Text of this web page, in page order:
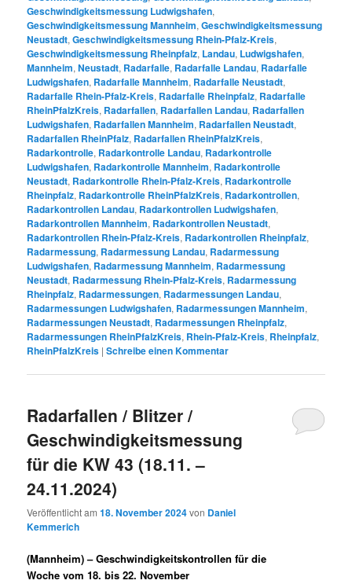
Geschwindigkeitsmessung Ludwigshafen,
Geschwindigkeitsmessung Mannheim,Geschwindigkeitsmessung
Neustadt,Geschwindigkeitsmessung Rhein-Pfalz-Kreis,
Geschwindigkeitsmessung Rheinpfalz, Landau, Ludwigshafen,
Mannheim,Neustadt, Radarfalle, Radarfalle Landau, Radarfalle
Ludwigshafen, Radarfalle Mannheim, Radarfalle Neustadt,
Radarfalle Rhein-Pfalz-Kreis, Radarfalle Rheinpfalz, Radarfalle
RheinPfalzKreis, Radarfallen, Radarfallen Landau, Radarfallen
Ludwigshafen, Radarfallen Mannheim, Radarfallen Neustadt,
Radarfallen RheinPfalz, Radarfallen RheinPfalzKreis,
Radarkontrolle, Radarkontrolle Landau, Radarkontrolle
Ludwigshafen, Radarkontrolle Mannheim, Radarkontrolle
Neustadt, Radarkontrolle Rhein-Pfalz-Kreis, Radarkontrolle
Rheinpfalz, Radarkontrolle RheinPfalzKreis, Radarkontrollen,
Radarkontrollen Landau, Radarkontrollen Ludwigshafen,
Radarkontrollen Mannheim, Radarkontrollen Neustadt,
Radarkontrollen Rhein-Pfalz-Kreis, Radarkontrollen Rheinpfalz,
Radarmessung, Radarmessung Landau, Radarmessung
Ludwigshafen, Radarmessung Mannheim, Radarmessung
Neustadt, Radarmessung Rhein-Pfalz-Kreis, Radarmessung
Rheinpfalz, Radarmessungen, Radarmessungen Landau,
Radarmessungen Ludwigshafen, Radarmessungen Mannheim,
Radarmessungen Neustadt, Radarmessungen Rheinpfalz,
Radarmessungen RheinPfalzKreis, Rhein-Pfalz-Kreis, Rheinpfalz,
RheinPfalzKreis |Schreibe einen Kommentar
Radarfallen / Blitzer /
Geschwindigkeitsmessung
für die KW 43 (18.11. –
24.11.2024)
Veröffentlicht am18. November 2024von Daniel
Kemmerich
(Mannheim) –Geschwindigkeitskontrollen für die
Woche vom 18. bis 22. November